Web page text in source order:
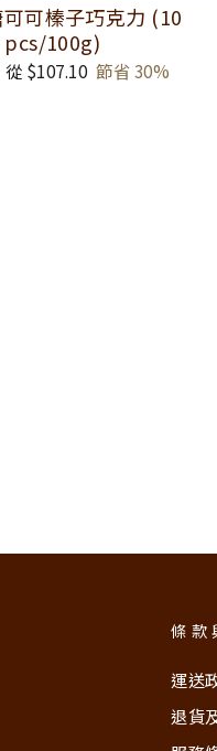
可榛子巧克力 (10
pcs/100g)
銷
從 $107.10 節省 30%
條款
運送
退貨